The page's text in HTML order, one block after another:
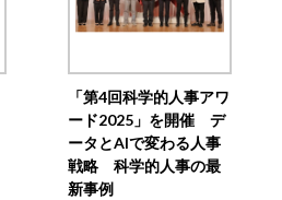
「第4回科学的人事アワ
ード2025」を開催 デ
ータとAIで変わる人事
戦略 科学的人事の最
新事例